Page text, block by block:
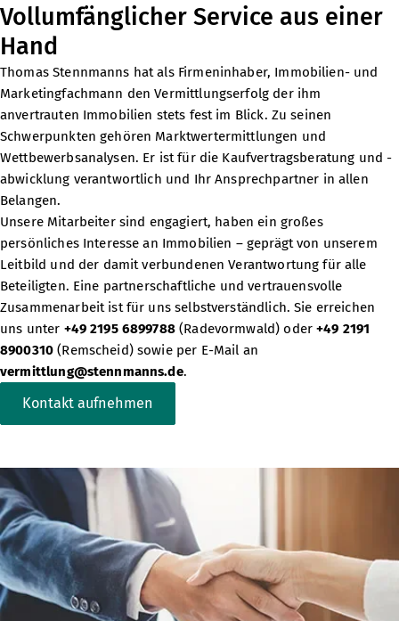
Vollumfänglicher Service aus einer
Hand
Thomas Stennmanns hat als Firmeninhaber, Immobilien- und
Marketingfachmann den Vermittlungserfolg der ihm
anvertrauten Immobilien stets fest im Blick. Zu seinen
Schwerpunkten gehören Marktwertermittlungen und
Wettbewerbsanalysen. Er ist für die Kaufvertragsberatung und -
abwicklung verantwortlich und Ihr Ansprechpartner in allen
Belangen.
Unsere Mitarbeiter sind engagiert, haben ein großes
persönliches Interesse an Immobilien – geprägt von unserem
Leitbild und der damit verbundenen Verantwortung für alle
Beteiligten. Eine partnerschaftliche und vertrauensvolle
Zusammenarbeit ist für uns selbstverständlich. Sie erreichen
uns unter +49 2195 6899788(Radevormwald) oder+49 2191
8900310 (Remscheid) sowie per E-Mail an
vermittlung@stennmanns.de.
Kontakt aufnehmen